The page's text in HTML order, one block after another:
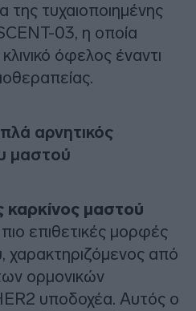
της τυχαιοποιημένης
03, η οποία
όφελος έναντι
αρνητικός
μαστού
καρκίνος μαστού
επιθετικές μορφές
χαρακτηριζόμενος από
ορμονικών
υποδοχέα. Αυτός ο